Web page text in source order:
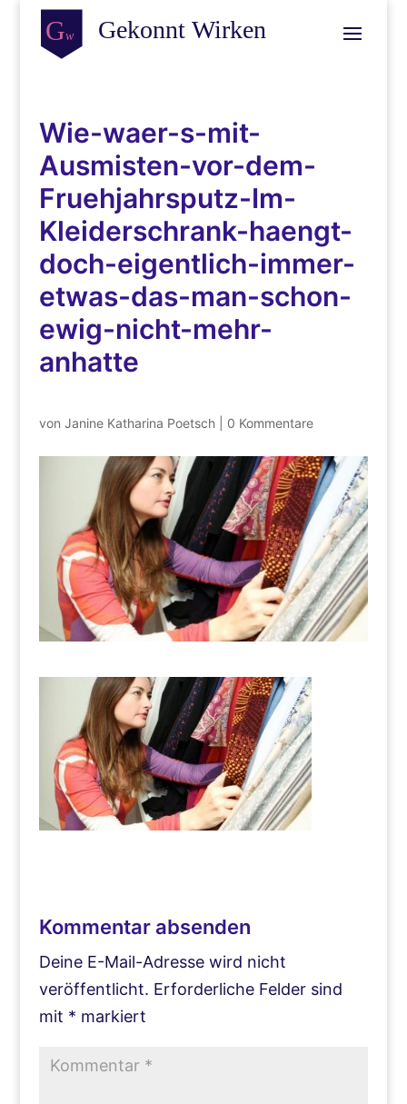
Wie-waer-s-mit-
Ausmisten-vor-dem-
Fruehjahrsputz-Im-
Kleiderschrank-haengt-
doch-eigentlich-immer-
etwas-das-man-schon-
ewig-nicht-mehr-
anhatte
von Janine Katharina Poetsch| 0 Kommentare
Kommentar absenden
Deine E-Mail-Adresse wird nicht
veröffentlicht. Erforderliche Felder sind
mit * markiert